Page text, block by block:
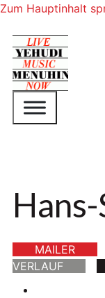
Zum Hauptinhalt
MAILER
VERLAUF